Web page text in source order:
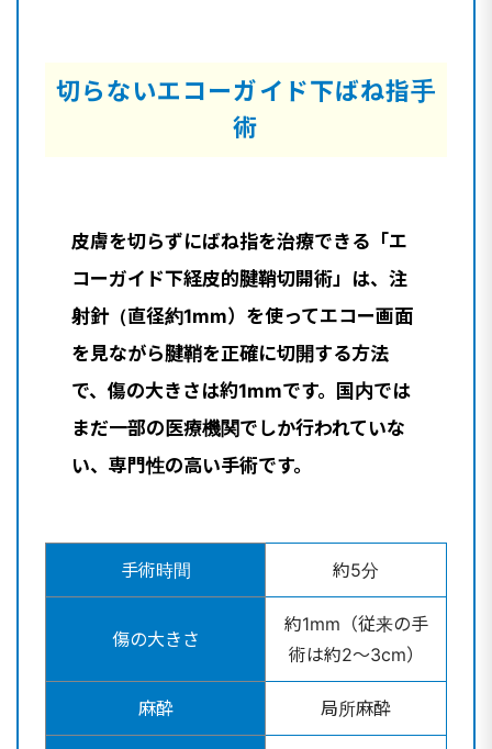
切らないエコーガイド下ばね指手
術
皮膚を切らずにばね指を治療できる 「エ
コーガイド下経皮的腱鞘切開術」 は、注
射針（直径約1mm）を使ってエコー画面
を見ながら腱鞘を正確に切開する方法
で、傷の大きさは約1mmです。国内では
まだ一部の医療機関でしか行われていな
い、専門性の高い手術です。
手術時間 約5分
傷の大きさ
約1mm（従来の手
術は約2〜3cm）
麻酔 局所麻酔